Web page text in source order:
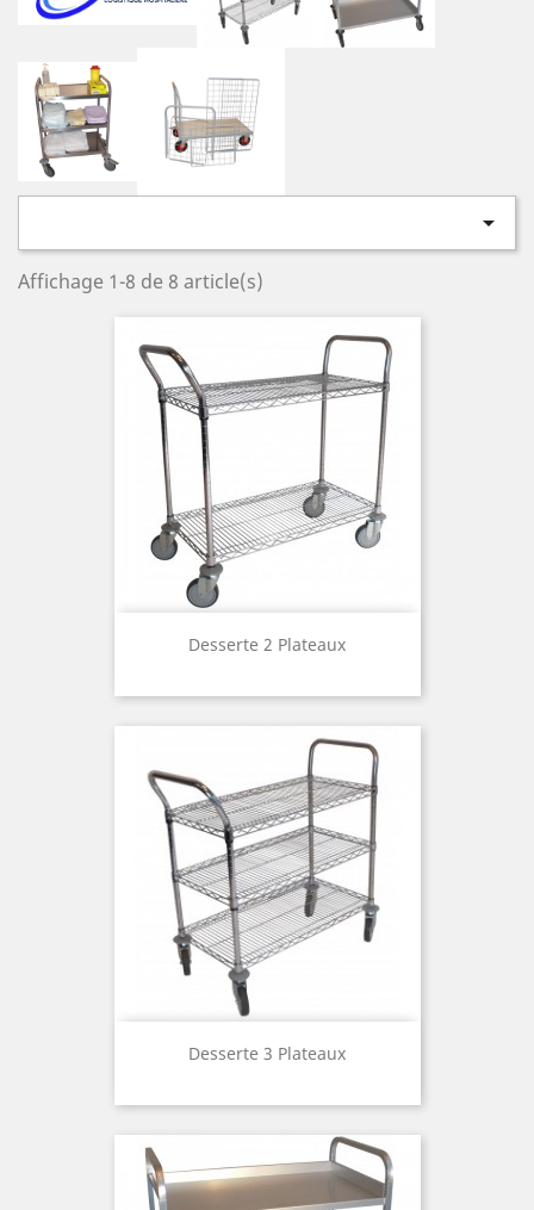

Affichage 1-8 de 8 article(s)
Desserte 2 Plateaux
Desserte 3 Plateaux